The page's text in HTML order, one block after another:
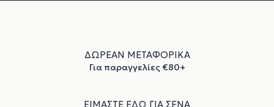
ΔΩΡΕΑΝ ΜΕΤΑΦΟΡΙΚΑ
Για παραγγελίες €80+
ΕΙΜΑΣΤΕ ΕΔΩ ΓΙΑ ΣΕΝΑ